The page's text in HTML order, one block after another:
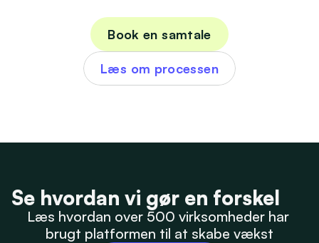
Book en samtale
Læs om processen
Se hvordan vi gør en forskel
Læs hvordan over 500 virksomheder har
brugt platformen til at skabe vækst